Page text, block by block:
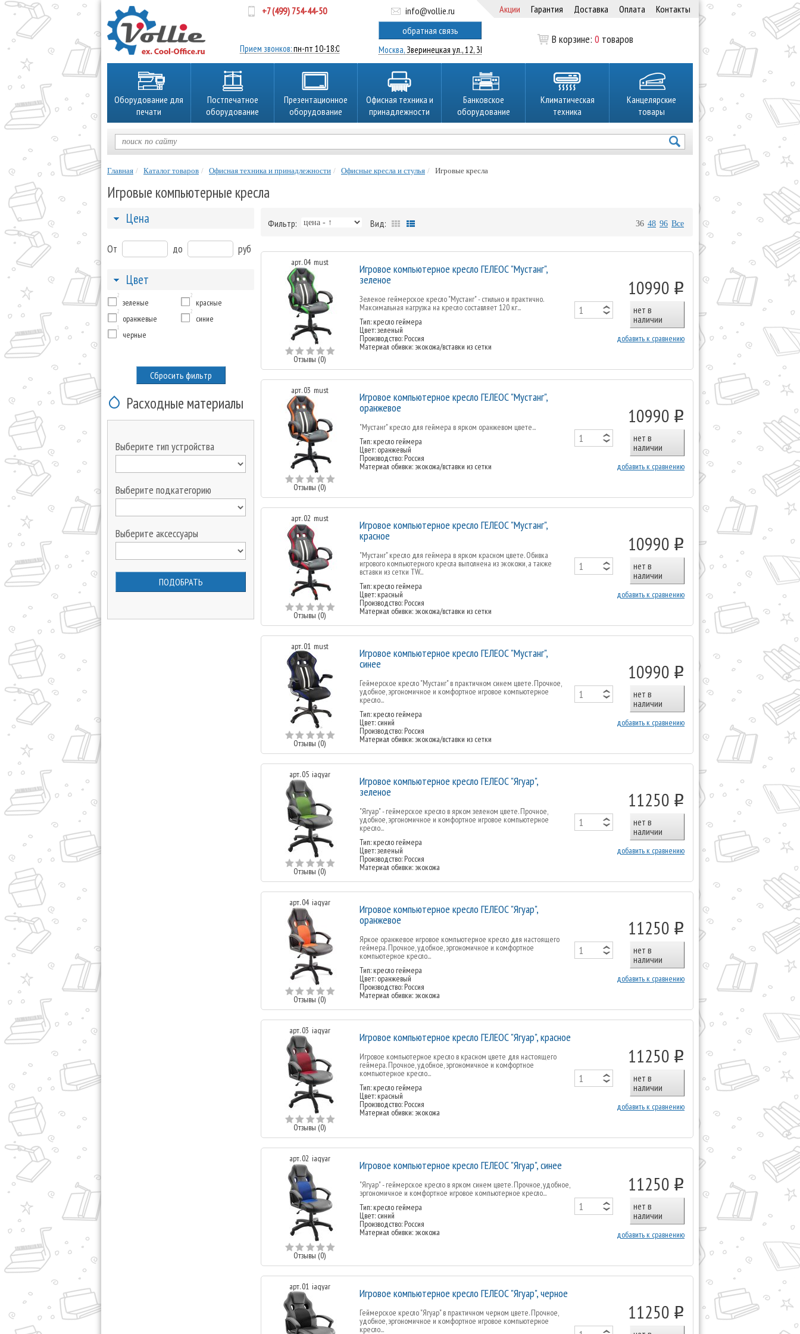
+7 (499) 754-44-50
Прием звонков:пн-пт 10-18:00
info@vollie.ru
обратная связь
Москва,Зверинецкая ул., 12, 3Ц
Акции Гарантия Доставка Оплата Контакты
В корзине:0 товаров
Оборудование для
печати
Постпечатное
оборудование
Презентационное
оборудование
Офисная техника и
принадлежности
Банковское
оборудование
Климатическая
техника
Канцелярские
товары
Главная Каталог товаров Офисная техника и принадлежности Офисные кресла и стулья Игровые кресла
Игровые компьютерные кресла
Цена
От до руб
Цвет
зеленые
2
красные
2
оранжевые
2
синие
2
черные
1
Сбросить фильтр
Расходные материалы
Выберите тип устройства
Выберите подкатегорию
Выберите аксессуары
Фильтр: Вид: 36 48 96 Все
арт. 04_must
Отзывы (0)
Игровое компьютерное кресло ГЕЛЕОС "Мустанг",
зеленое
Зеленое геймерское кресло "Мустанг" - стильно и практично.
Максимальная нагрузка на кресло составляет 120 кг...
Тип: кресло геймера
Цвет: зеленый
Производство: Россия
Материал обивки: экокожа/вставки из сетки
10990 o
нет в
наличии
добавить к сравнению
арт. 03_must
Отзывы (0)
Игровое компьютерное кресло ГЕЛЕОС "Мустанг",
оранжевое
"Мустанг" кресло для геймера в ярком оранжевом цвете...
Тип: кресло геймера
Цвет: оранжевый
Производство: Россия
Материал обивки: экокожа/вставки из сетки
10990 o
нет в
наличии
добавить к сравнению
арт. 02_must
Отзывы (0)
Игровое компьютерное кресло ГЕЛЕОС "Мустанг",
красное
"Мустанг" кресло для геймера в ярком красном цвете. Обивка
игрового компьютерного кресла выполнена из экокожи, а также
вставки из сетки TW...
Тип: кресло геймера
Цвет: красный
Производство: Россия
Материал обивки: экокожа/вставки из сетки
10990 o
нет в
наличии
добавить к сравнению
арт. 01_must
Отзывы (0)
Игровое компьютерное кресло ГЕЛЕОС "Мустанг",
синее
Геймерское кресло "Мустанг" в практичном синем цвете. Прочное,
удобное, эргономичное и комфортное игровое компьютерное
кресло...
Тип: кресло геймера
Цвет: синий
Производство: Россия
Материал обивки: экокожа/вставки из сетки
10990 o
нет в
наличии
добавить к сравнению
арт. 05_iagyar
Отзывы (0)
Игровое компьютерное кресло ГЕЛЕОС "Ягуар",
зеленое
"Ягуар" - геймерское кресло в ярком зеленом цвете. Прочное,
удобное, эргономичное и комфортное игровое компьютерное
кресло...
Тип: кресло геймера
Цвет: зеленый
Производство: Россия
Материал обивки: экокожа
11250 o
нет в
наличии
добавить к сравнению
арт. 04_iagyar
Отзывы (0)
Игровое компьютерное кресло ГЕЛЕОС "Ягуар",
оранжевое
Яркое оранжевое игровое компьютерное кресло для настоящего
геймера. Прочное, удобное, эргономичное и комфортное
компьютерное кресло...
Тип: кресло геймера
Цвет: оранжевый
Производство: Россия
Материал обивки: экокожа
11250 o
нет в
наличии
добавить к сравнению
арт. 03_iagyar
Отзывы (0)
Игровое компьютерное кресло ГЕЛЕОС "Ягуар", красное
Игровое компьютерное кресло в красном цвете для настоящего
геймера. Прочное, удобное, эргономичное и комфортное
компьютерное кресло...
Тип: кресло геймера
Цвет: красный
Производство: Россия
Материал обивки: экокожа
11250 o
нет в
наличии
добавить к сравнению
арт. 02_iagyar
Отзывы (0)
Игровое компьютерное кресло ГЕЛЕОС "Ягуар", синее
"Ягуар" - геймерское кресло в ярком синем цвете. Прочное, удобное,
эргономичное и комфортное игровое компьютерное кресло...
Тип: кресло геймера
Цвет: синий
Производство: Россия
Материал обивки: экокожа
11250 o
нет в
наличии
добавить к сравнению
арт. 01_iagyar Игровое компьютерное кресло ГЕЛЕОС "Ягуар", черное
Геймерское кресло "Ягуар" в практичном черном цвете. Прочное,
удобное, эргономичное и комфортное игровое компьютерное
кресло...
11250 o